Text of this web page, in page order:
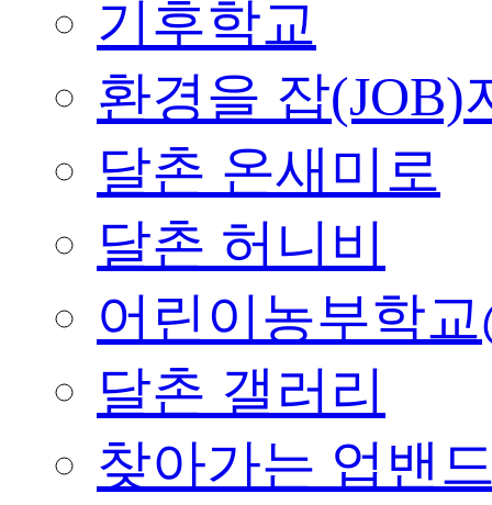
기후학교
환경을 잡(JOB)
달촌 온새미로
달촌 허니비
어린이농부학
달촌 갤러리
찾아가는 업밴